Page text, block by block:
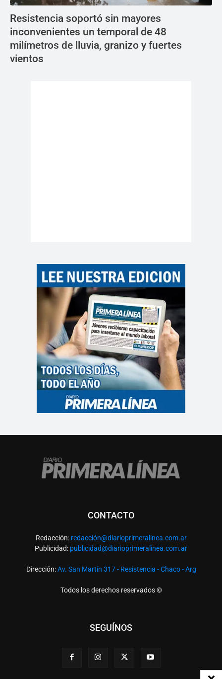
Resistencia soportó sin mayores
inconvenientes un temporal de 48
milímetros de lluvia, granizo y fuertes
vientos
CONTACTO
Redacción: redacción@diarioprimeralinea.com.ar
Publicidad: publicidad@diarioprimeralinea.com.ar
Dirección:Av. San Martín 317 - Resistencia - Chaco - Arg
Todos los derechos reservados ©
SEGUÍNOS